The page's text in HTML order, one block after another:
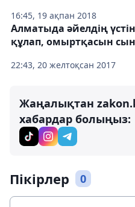
16:45, 19 ақпан 2018
22:43, 20 желтоқсан 2017
Алматыда әйелдің
құлап, омыртқасын
Жаңалықтан
хабардар болыңыз:
Пікірлер 0